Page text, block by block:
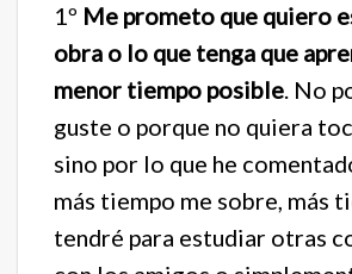
1º Me prometo que quiero
obra o lo que tenga que
menor tiempo posible. No
guste o porque no quiera
sino por lo que he
más tiempo me sobre, más
tendré para estudiar otras